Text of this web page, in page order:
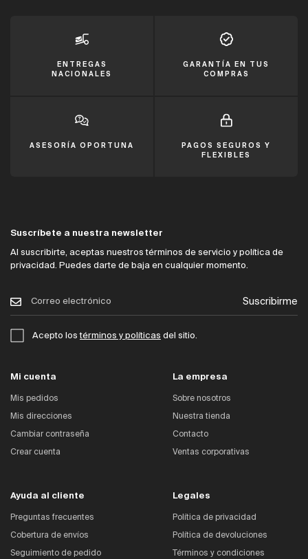
ENTREGAS
NACIONALES
GARANTÍA EN TUS
COMPRAS
ASESORÍA OPORTUNA
PAGOS SEGUROS Y
FLEXIBLES
Suscríbete a nuestra newsletter
Al suscribirte, aceptas nuestros términos de servicio y política de
privacidad. Puedes darte de baja en cualquier momento.
Suscribirme
Acepto lostérminos y políticas del sitio.
Mi cuenta
Mis pedidos
Mis direcciones
Cambiar contraseña
Crear cuenta
La empresa
Sobre nosotros
Nuestra tienda
Contacto
Ventas corporativas
Ayuda al cliente
Preguntas frecuentes
Cobertura de envíos
Seguimiento de pedido
Legales
Política de privacidad
Política de devoluciones
Términos y condiciones